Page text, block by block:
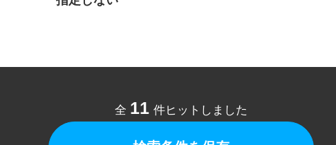
指定しない
全11件ヒットしました